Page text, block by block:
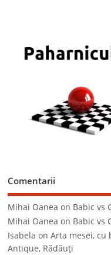
Comentarii
Mihai Oanea on Babic vs
Mihai Oanea on Babic vs
Isabela onArta mesei, cu
Antique, Rădăuţi